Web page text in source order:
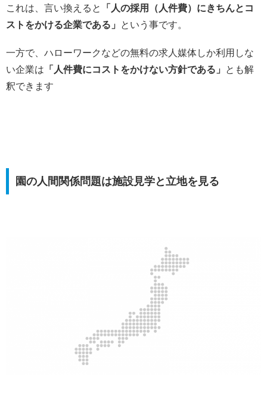
これは、言い換えると
「人の採用（人件費）にきちんとコ
ストをかける企業である」
という事です。
一方で、ハローワークなどの無料の求人媒体しか利用しな
い企業は 「人件費にコストをかけない方針である」
とも解
釈できます
園の人間関係問題は施設見学と立地を見る